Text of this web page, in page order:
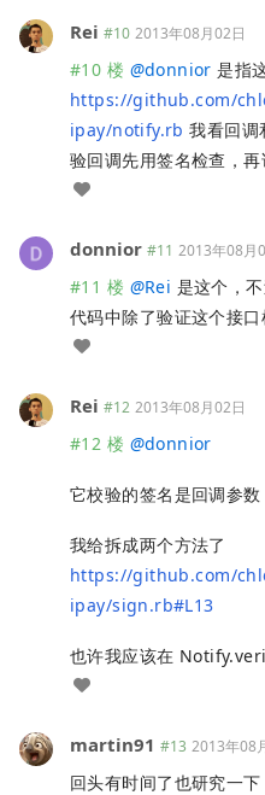
Rei #10 2013年08月02日
#10 楼 @donnior 是指
https://github.com/
ipay/notify.rb 我看回调
验回调先用签名检查，
donnior #11 2013年08月
#11 楼 @Rei 是这个，
代码中除了验证这个接
Rei #12 2013年08月02日
#12 楼 @donnior
它校验的签名是回调参数
我给拆成两个方法了
https://github.com/
ipay/sign.rb#L13
也许我应该在
martin91 #13 2013年08
回头有时间了也研究一